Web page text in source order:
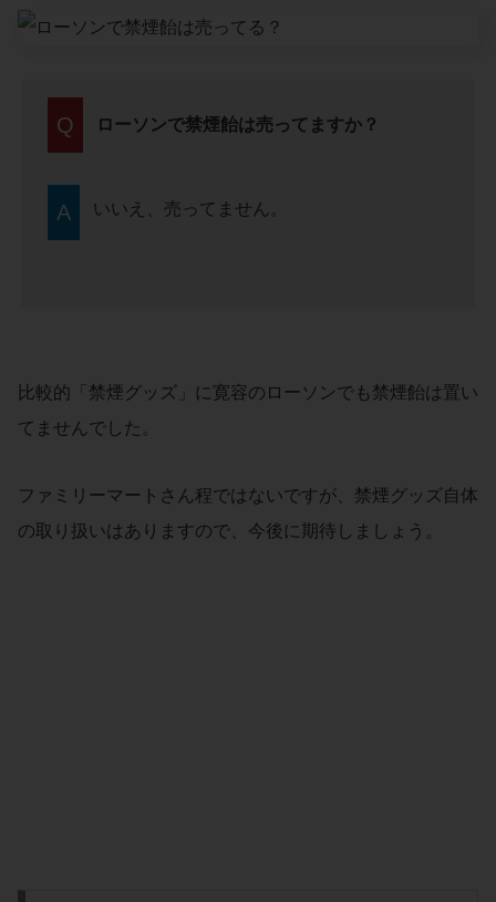
Q ローソンで禁煙飴は売ってますか？
A いいえ、売ってません。
比較的「禁煙グッズ」に寛容のローソンでも禁煙飴は置い
てませんでした。
ファミリーマートさん程ではないですが、禁煙グッズ自体
の取り扱いはありますので、今後に期待しましょう。